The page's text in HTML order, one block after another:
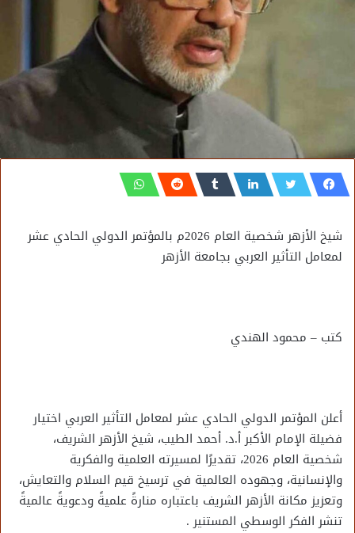
شيخ الأزهر شخصية العام 2026م بالمؤتمر الدولي الحادي عشر
لمعامل التأثير العربي بجامعة الأزهر
كتب – محمود الهندي
أعلن المؤتمر الدولي الحادي عشر لمعامل التأثير العربي اختيار
فضيلة الإمام الأكبر أ.د. أحمد الطيب، شيخ الأزهر الشريف،
شخصية العام 2026، تقديرًا لمسيرته العلمية والفكرية
والإنسانية، وجهوده العالمية في ترسيخ قيم السلام والتعايش،
وتعزيز مكانة الأزهر الشريف باعتباره منارةً علميةً ودعويةً عالميةً
تنشر الفكر الوسطي المستنير .